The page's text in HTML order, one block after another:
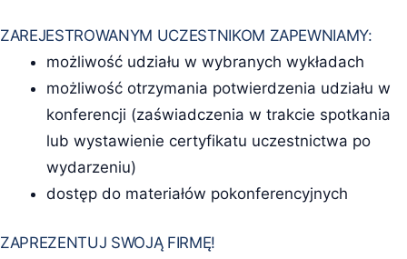
ZAREJESTROWANYM UCZESTNIKOM ZAPEWNIAMY:
możliwość udziału w wybranych wykładach
możliwość otrzymania potwierdzenia udziału w
konferencji (zaświadczenia w trakcie spotkania
lub wystawienie certyfikatu uczestnictwa po
wydarzeniu)
dostęp do materiałów pokonferencyjnych
ZAPREZENTUJ SWOJĄ FIRMĘ!